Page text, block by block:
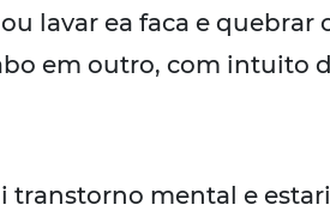
lavar ea faca e quebrar
em outro, com intuito
transtorno mental e